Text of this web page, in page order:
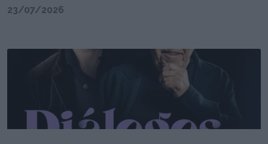
23/07/2026